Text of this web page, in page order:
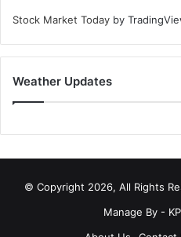
Stock Market Today by
Weather Updates
© Copyright 2026, All Rights
Manage By -